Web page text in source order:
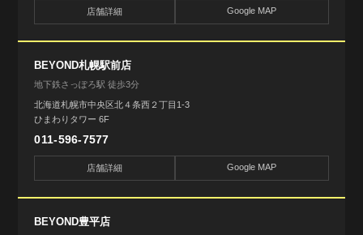
店舗詳細 Google MAP
BEYOND札幌駅前店
地下鉄さっぽろ駅 徒歩3分
北海道札幌市中央区北４条西２丁目1-3
ひまわりタワー 6F
011-596-7577
店舗詳細 Google MAP
BEYOND豊平店